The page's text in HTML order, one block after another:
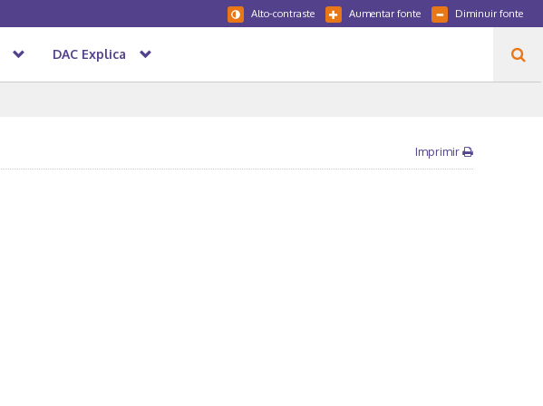
Diminuir fonte
Aumentar fonte
Alto-contraste
DAC Explica
Imprimir